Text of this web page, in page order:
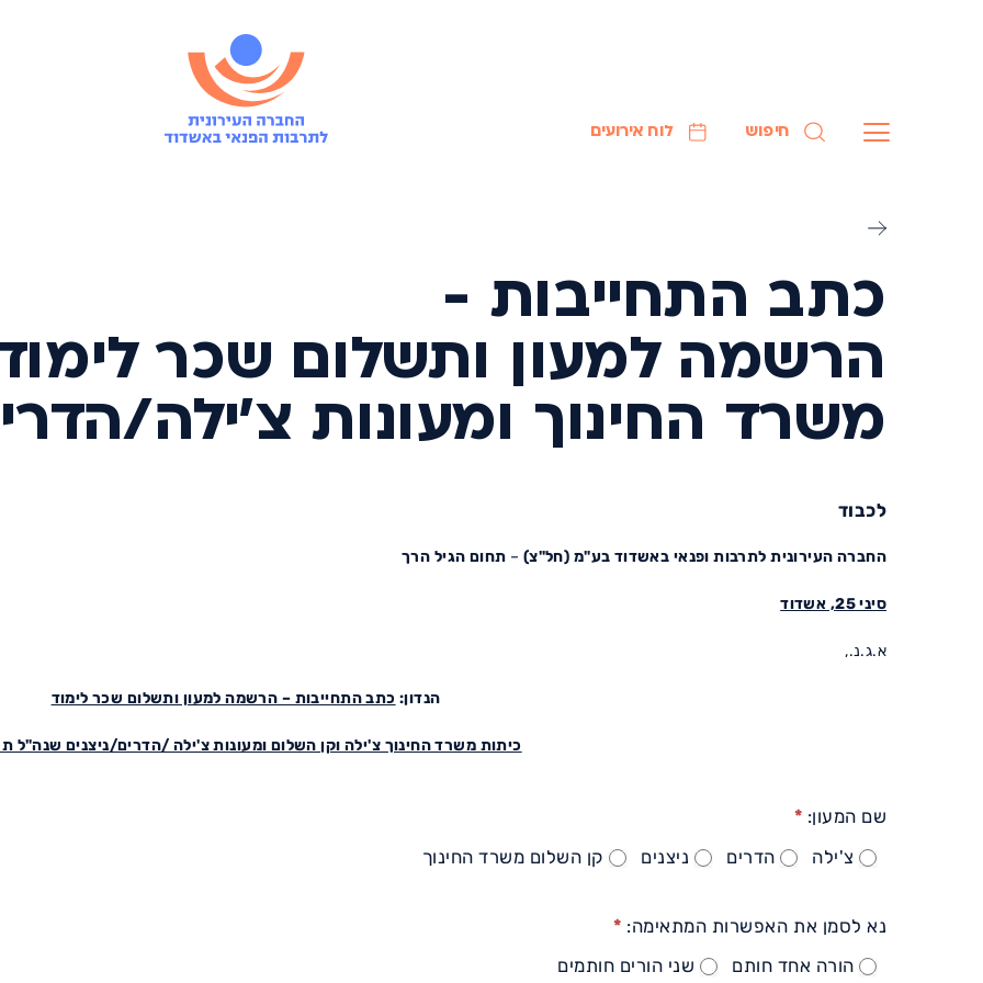
לוח אירועים חיפוש
כתב התחייבות -
הרשמה למעון ותשלום שכר
משרד החינוך ומעונות צ'ילה/
כתב
התחייבות
הרשמה
ותשלום
שכר
כיתות
משרד
לכבוד
החברה העירונית לתרבות ופנאי באשדוד בע"מ (חל"צ) – תחום הגיל הרך
סיני 25, אשדוד
א.ג.נ.,
הנדון: כתב התחייבות – הרשמה למעון ותשלום שכר לימוד
כיתות משרד החינוך צ'ילה וקן השלום ומעונות צ'ילה /הדרים/ניצנים שנה"ל
שם המעון: *
צ'ילה
הדרים ניצנים קן השלום משרד החינוך
נא לסמן את האפשרות המתאימה: *
הורה אחד חותם
שני הורים חותמים